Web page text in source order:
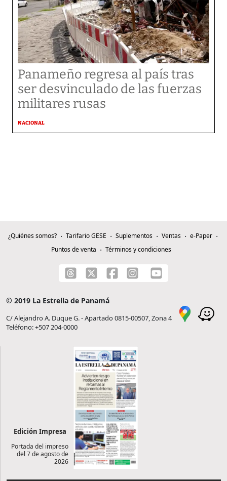
Panameño regresa al país tras
ser desvinculado de las fuerzas
militares rusas
NACIONAL
¿Quiénes somos? Tarifario GESE Suplementos Ventas
e-Paper
Puntos de venta
Términos y condiciones
© 2019 La Estrella de Panamá
C/ Alejandro A. Duque G. - Apartado 0815-00507, Zona 4
Teléfono: +507 204-0000
Edición Impresa
Portada del impreso
del 7 de agosto de
2026